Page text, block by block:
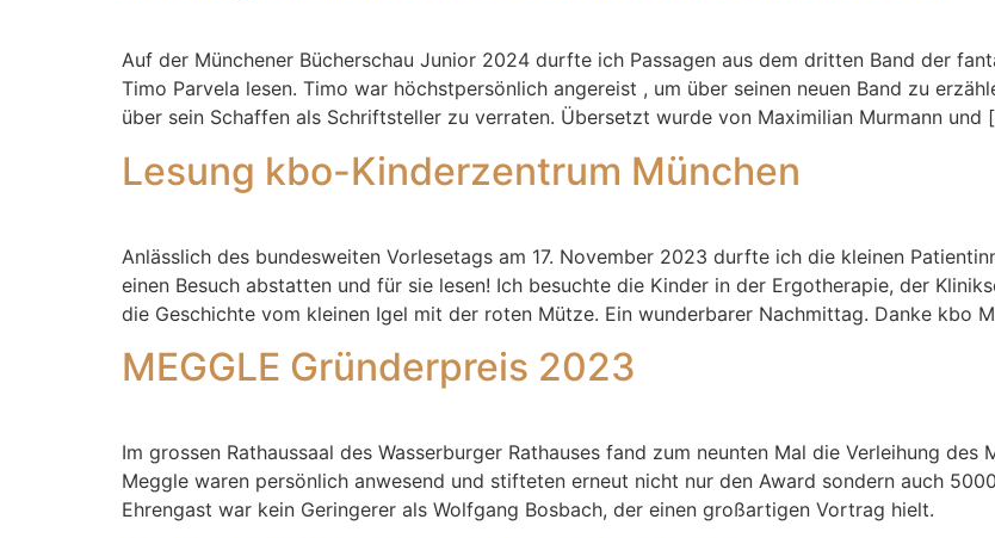
Auf der Münchener Bücherschau Junior 2024 durfte ich Passagen aus dem dritten Band der
Timo Parvela lesen. Timo war höchstpersönlich angereist , um über seinen neuen Band zu
über sein Schaffen als Schriftsteller zu verraten. Übersetzt wurde von Maximilian Murmann und
Lesung kbo-Kinderzentrum München
Anlässlich des bundesweiten Vorlesetags am 17. November 2023 durfte ich die kleinen
einen Besuch abstatten und für sie lesen! Ich besuchte die Kinder in der Ergotherapie, der
die Geschichte vom kleinen Igel mit der roten Mütze. Ein wunderbarer Nachmittag. Danke kbo
MEGGLE Gründerpreis 2023
Im grossen Rathaussaal des Wasserburger Rathauses fand zum neunten Mal die Verleihung des
Meggle waren persönlich anwesend und stifteten erneut nicht nur den Award sondern auch
Ehrengast war kein Geringerer als Wolfgang Bosbach, der einen großartigen Vortrag hielt.